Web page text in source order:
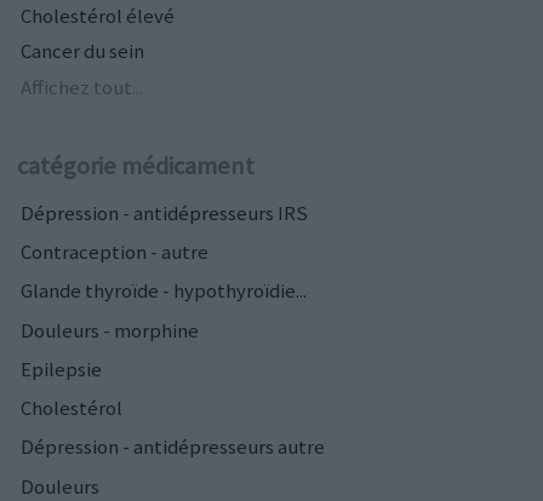
Cholestérol élevé
Cancer du sein
Affichez tout...
catégorie médicament
Dépression - antidépresseurs IRS
Contraception - autre
Glande thyroïde - hypothyroïdie...
Douleurs - morphine
Epilepsie
Cholestérol
Dépression - antidépresseurs autre
Douleurs